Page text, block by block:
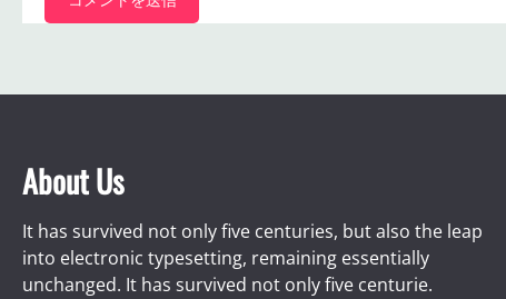
About Us
It has survived not only five centuries, but also the leap
into electronic typesetting, remaining essentially
unchanged. It has survived not only five centurie.